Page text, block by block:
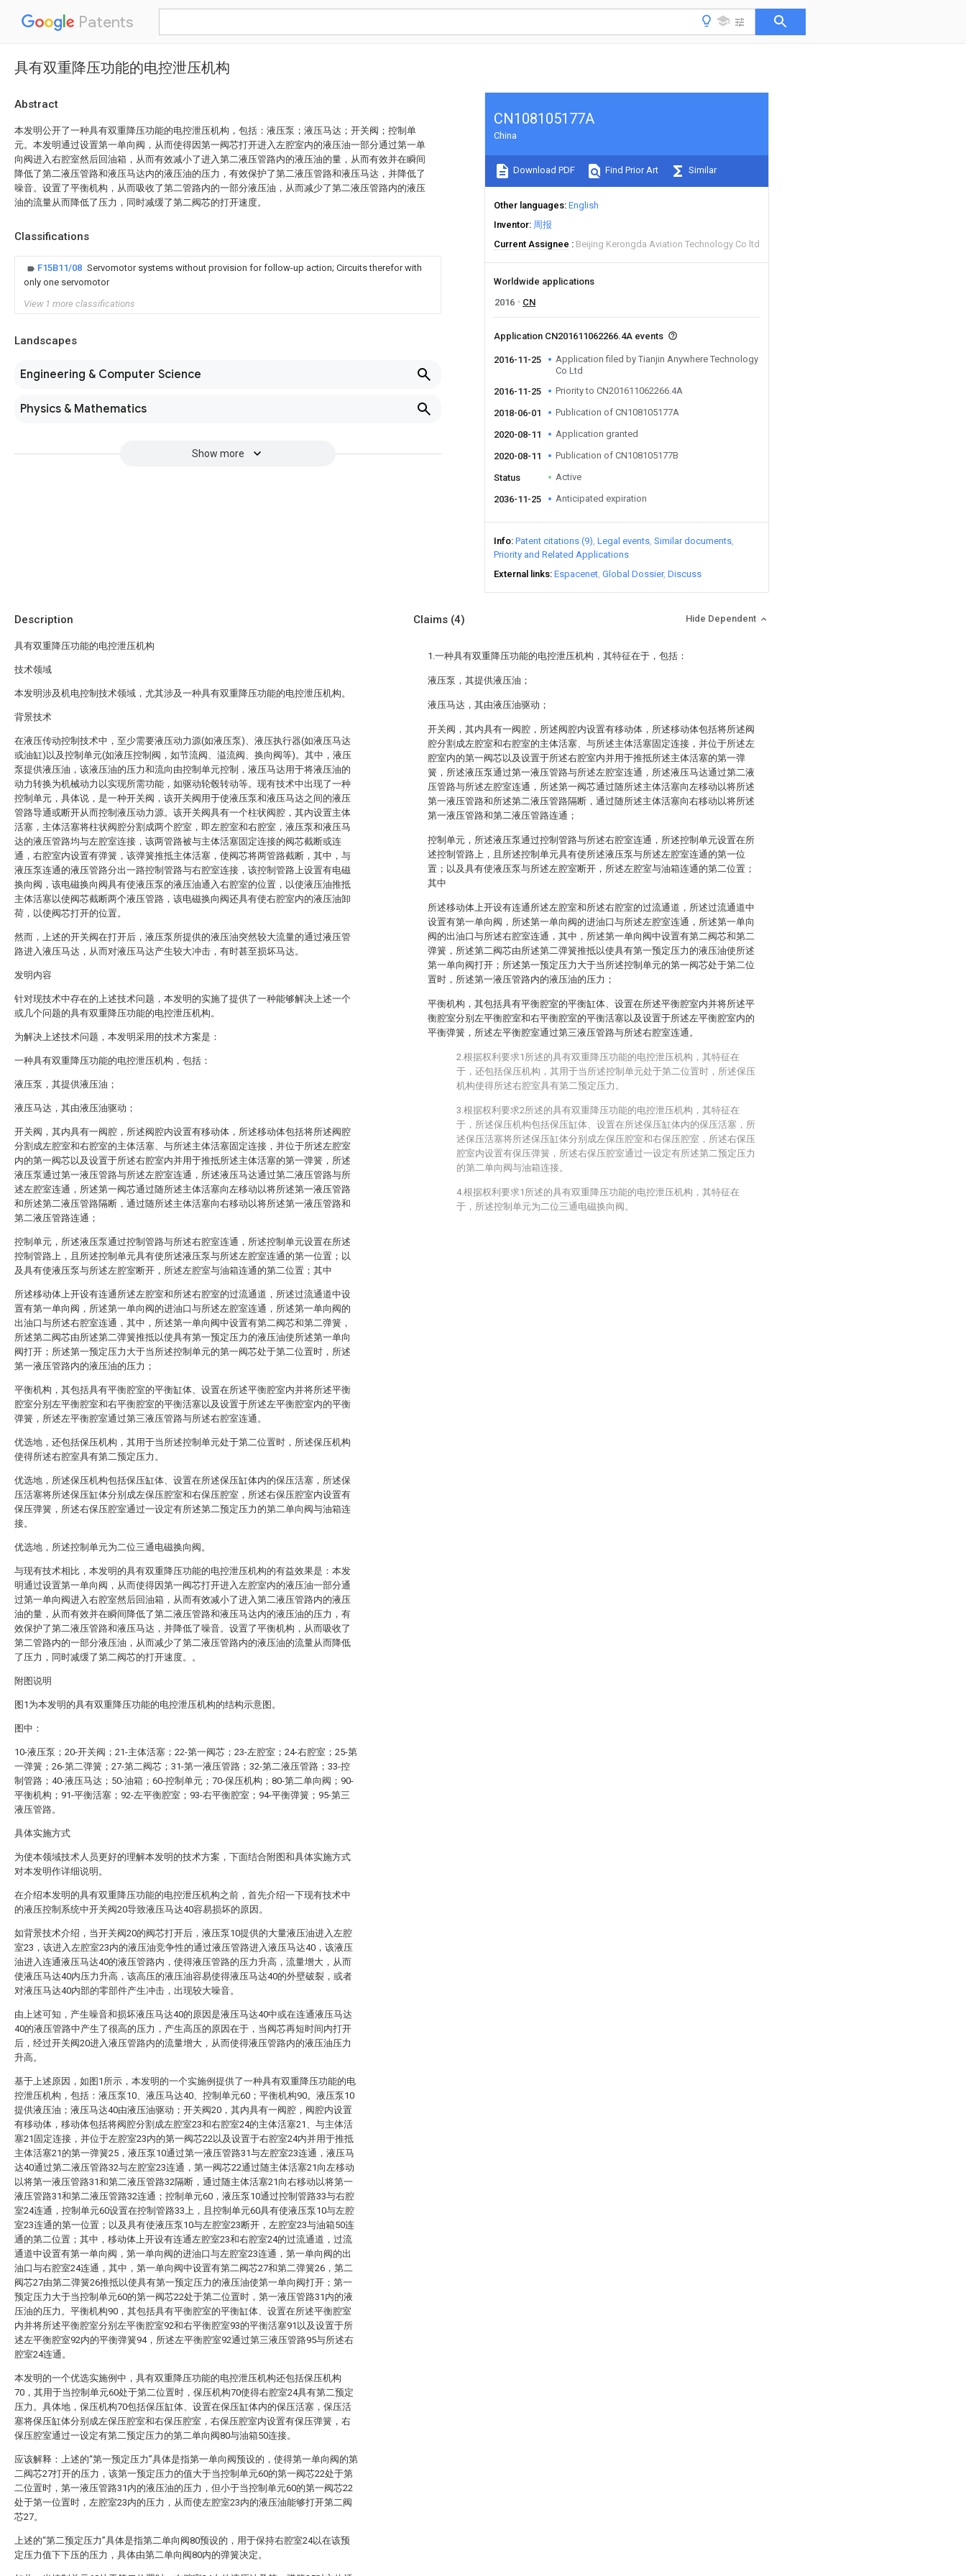
Patents
具有双重降压功能的电控泄压机构
Abstract
本发明公开了一种具有双重降压功能的电控泄压机构，包括：液压泵；液压马达；开关阀；控制单
元。本发明通过设置第一单向阀，从而使得因第一阀芯打开进入左腔室内的液压油一部分通过第一单
向阀进入右腔室然后回油箱，从而有效减小了进入第二液压管路内的液压油的量，从而有效并在瞬间
降低了第二液压管路和液压马达内的液压油的压力，有效保护了第二液压管路和液压马达，并降低了
噪音。设置了平衡机构，从而吸收了第二管路内的一部分液压油，从而减少了第二液压管路内的液压
油的流量从而降低了压力，同时减缓了第二阀芯的打开速度。
Classifications
F15B11/08 Servomotor systems without provision for follow-up action; Circuits therefor with
only one servomotor
View 1 more classifications
Landscapes
Engineering & Computer Science
Physics & Mathematics
Show more
CN108105177A
China
Download PDF Find Prior Art Similar
Other languages English
Inventor 周报
Current Assignee
Beijing Kerongda Aviation Technology Co ltd
Worldwide applications
2016
CN
Application CN201611062266.4A events
2016-11-25
Application filed by Tianjin Anywhere Technology
Co Ltd
2016-11-25
Priority to CN201611062266.4A
2018-06-01 Publication of CN108105177A
2020-08-11 Application granted
2020-08-11 Publication of CN108105177B
Status Active
2036-11-25 Anticipated expiration
Info Patent citations (9) Legal events Similar documents
Priority and Related Applications
External links Espacenet Global Dossier Discuss
Description
具有双重降压功能的电控泄压机构
技术领域
本发明涉及机电控制技术领域，尤其涉及一种具有双重降压功能的电控泄压机构。
背景技术
在液压传动控制技术中，至少需要液压动力源(如液压泵)、液压执行器(如液压马达
或油缸)以及控制单元(如液压控制阀，如节流阀、溢流阀、换向阀等)。其中，液压
泵提供液压油，该液压油的压力和流向由控制单元控制，液压马达用于将液压油的
动力转换为机械动力以实现所需功能，如驱动轮毂转动等。现有技术中出现了一种
控制单元，具体说，是一种开关阀，该开关阀用于使液压泵和液压马达之间的液压
管路导通或断开从而控制液压动力源。该开关阀具有一个柱状阀腔，其内设置主体
活塞，主体活塞将柱状阀腔分割成两个腔室，即左腔室和右腔室，液压泵和液压马
达的液压管路均与左腔室连接，该两管路被与主体活塞固定连接的阀芯截断或连
通，右腔室内设置有弹簧，该弹簧推抵主体活塞，使阀芯将两管路截断，其中，与
液压泵连通的液压管路分出一路控制管路与右腔室连接，该控制管路上设置有电磁
换向阀，该电磁换向阀具有使液压泵的液压油通入右腔室的位置，以使液压油推抵
主体活塞以使阀芯截断两个液压管路，该电磁换向阀还具有使右腔室内的液压油卸
荷，以使阀芯打开的位置。
然而，上述的开关阀在打开后，液压泵所提供的液压油突然较大流量的通过液压管
路进入液压马达，从而对液压马达产生较大冲击，有时甚至损坏马达。
发明内容
针对现技术中存在的上述技术问题，本发明的实施了提供了一种能够解决上述一个
或几个问题的具有双重降压功能的电控泄压机构。
为解决上述技术问题，本发明采用的技术方案是：
一种具有双重降压功能的电控泄压机构，包括：
液压泵，其提供液压油；
液压马达，其由液压油驱动；
开关阀，其内具有一阀腔，所述阀腔内设置有移动体，所述移动体包括将所述阀腔
分割成左腔室和右腔室的主体活塞、与所述主体活塞固定连接，并位于所述左腔室
内的第一阀芯以及设置于所述右腔室内并用于推抵所述主体活塞的第一弹簧，所述
液压泵通过第一液压管路与所述左腔室连通，所述液压马达通过第二液压管路与所
述左腔室连通，所述第一阀芯通过随所述主体活塞向左移动以将所述第一液压管路
和所述第二液压管路隔断，通过随所述主体活塞向右移动以将所述第一液压管路和
第二液压管路连通；
控制单元，所述液压泵通过控制管路与所述右腔室连通，所述控制单元设置在所述
控制管路上，且所述控制单元具有使所述液压泵与所述左腔室连通的第一位置；以
及具有使液压泵与所述左腔室断开，所述左腔室与油箱连通的第二位置；其中
所述移动体上开设有连通所述左腔室和所述右腔室的过流通道，所述过流通道中设
置有第一单向阀，所述第一单向阀的进油口与所述左腔室连通，所述第一单向阀的
出油口与所述右腔室连通，其中，所述第一单向阀中设置有第二阀芯和第二弹簧，
所述第二阀芯由所述第二弹簧推抵以使具有第一预定压力的液压油使所述第一单向
阀打开；所述第一预定压力大于当所述控制单元的第一阀芯处于第二位置时，所述
第一液压管路内的液压油的压力；
平衡机构，其包括具有平衡腔室的平衡缸体、设置在所述平衡腔室内并将所述平衡
腔室分别左平衡腔室和右平衡腔室的平衡活塞以及设置于所述左平衡腔室内的平衡
弹簧，所述左平衡腔室通过第三液压管路与所述右腔室连通。
优选地，还包括保压机构，其用于当所述控制单元处于第二位置时，所述保压机构
使得所述右腔室具有第二预定压力。
优选地，所述保压机构包括保压缸体、设置在所述保压缸体内的保压活塞，所述保
压活塞将所述保压缸体分别成左保压腔室和右保压腔室，所述右保压腔室内设置有
保压弹簧，所述右保压腔室通过一设定有所述第二预定压力的第二单向阀与油箱连
接。
优选地，所述控制单元为二位三通电磁换向阀。
与现有技术相比，本发明的具有双重降压功能的电控泄压机构的有益效果是：本发
明通过设置第一单向阀，从而使得因第一阀芯打开进入左腔室内的液压油一部分通
过第一单向阀进入右腔室然后回油箱，从而有效减小了进入第二液压管路内的液压
油的量，从而有效并在瞬间降低了第二液压管路和液压马达内的液压油的压力，有
效保护了第二液压管路和液压马达，并降低了噪音。设置了平衡机构，从而吸收了
第二管路内的一部分液压油，从而减少了第二液压管路内的液压油的流量从而降低
了压力，同时减缓了第二阀芯的打开速度。。
附图说明
图1为本发明的具有双重降压功能的电控泄压机构的结构示意图。
图中：
10-液压泵；20-开关阀；21-主体活塞；22-第一阀芯；23-左腔室；24-右腔室；25-第
一弹簧；26-第二弹簧；27-第二阀芯；31-第一液压管路；32-第二液压管路；33-控
制管路；40-液压马达；50-油箱；60-控制单元；70-保压机构；80-第二单向阀；90-
平衡机构；91-平衡活塞；92-左平衡腔室；93-右平衡腔室；94-平衡弹簧；95-第三
液压管路。
具体实施方式
为使本领域技术人员更好的理解本发明的技术方案，下面结合附图和具体实施方式
对本发明作详细说明。
在介绍本发明的具有双重降压功能的电控泄压机构之前，首先介绍一下现有技术中
的液压控制系统中开关阀20导致液压马达40容易损坏的原因。
如背景技术介绍，当开关阀20的阀芯打开后，液压泵10提供的大量液压油进入左腔
室23，该进入左腔室23内的液压油竞争性的通过液压管路进入液压马达40，该液压
油进入连通液压马达40的液压管路内，使得液压管路的压力升高，流量增大，从而
使液压马达40内压力升高，该高压的液压油容易使得液压马达40的外壁破裂，或者
对液压马达40内部的零部件产生冲击，出现较大噪音。
由上述可知，产生噪音和损坏液压马达40的原因是液压马达40中或在连通液压马达
40的液压管路中产生了很高的压力，产生高压的原因在于，当阀芯再短时间内打开
后，经过开关阀20进入液压管路内的流量增大，从而使得液压管路内的液压油压力
升高。
基于上述原因，如图1所示，本发明的一个实施例提供了一种具有双重降压功能的电
控泄压机构，包括：液压泵10、液压马达40、控制单元60；平衡机构90。液压泵10
提供液压油；液压马达40由液压油驱动；开关阀20，其内具有一阀腔，阀腔内设置
有移动体，移动体包括将阀腔分割成左腔室23和右腔室24的主体活塞21、与主体活
塞21固定连接，并位于左腔室23内的第一阀芯22以及设置于右腔室24内并用于推抵
主体活塞21的第一弹簧25，液压泵10通过第一液压管路31与左腔室23连通，液压马
达40通过第二液压管路32与左腔室23连通，第一阀芯22通过随主体活塞21向左移动
以将第一液压管路31和第二液压管路32隔断，通过随主体活塞21向右移动以将第一
液压管路31和第二液压管路32连通；控制单元60，液压泵10通过控制管路33与右腔
室24连通，控制单元60设置在控制管路33上，且控制单元60具有使液压泵10与左腔
室23连通的第一位置；以及具有使液压泵10与左腔室23断开，左腔室23与油箱50连
通的第二位置；其中，移动体上开设有连通左腔室23和右腔室24的过流通道，过流
通道中设置有第一单向阀，第一单向阀的进油口与左腔室23连通，第一单向阀的出
油口与右腔室24连通，其中，第一单向阀中设置有第二阀芯27和第二弹簧26，第二
阀芯27由第二弹簧26推抵以使具有第一预定压力的液压油使第一单向阀打开；第一
预定压力大于当控制单元60的第一阀芯22处于第二位置时，第一液压管路31内的液
压油的压力。平衡机构90，其包括具有平衡腔室的平衡缸体、设置在所述平衡腔室
内并将所述平衡腔室分别左平衡腔室92和右平衡腔室93的平衡活塞91以及设置于所
述左平衡腔室92内的平衡弹簧94，所述左平衡腔室92通过第三液压管路95与所述右
腔室24连通。
本发明的一个优选实施例中，具有双重降压功能的电控泄压机构还包括保压机构
70，其用于当控制单元60处于第二位置时，保压机构70使得右腔室24具有第二预定
压力。具体地，保压机构70包括保压缸体、设置在保压缸体内的保压活塞，保压活
塞将保压缸体分别成左保压腔室和右保压腔室，右保压腔室内设置有保压弹簧，右
保压腔室通过一设定有第二预定压力的第二单向阀80与油箱50连接。
应该解释：上述的“第一预定压力”具体是指第一单向阀预设的，使得第一单向阀的第
二阀芯27打开的压力，该第一预定压力的值大于当控制单元60的第一阀芯22处于第
二位置时，第一液压管路31内的液压油的压力，但小于当控制单元60的第一阀芯22
处于第一位置时，左腔室23内的压力，从而使左腔室23内的液压油能够打开第二阀
芯27。
上述的“第二预定压力”具体是指第二单向阀80预设的，用于保持右腔室24以在该预
定压力值下下压的压力，具体由第二单向阀80内的弹簧决定。
Claims (4) Hide Dependent
1.一种具有双重降压功能的电控泄压机构，其特征在于，包括：
液压泵，其提供液压油；
液压马达，其由液压油驱动；
开关阀，其内具有一阀腔，所述阀腔内设置有移动体，所述移动体包括将所述阀
腔分割成左腔室和右腔室的主体活塞、与所述主体活塞固定连接，并位于所述左
腔室内的第一阀芯以及设置于所述右腔室内并用于推抵所述主体活塞的第一弹
簧，所述液压泵通过第一液压管路与所述左腔室连通，所述液压马达通过第二液
压管路与所述左腔室连通，所述第一阀芯通过随所述主体活塞向左移动以将所述
第一液压管路和所述第二液压管路隔断，通过随所述主体活塞向右移动以将所述
第一液压管路和第二液压管路连通；
控制单元，所述液压泵通过控制管路与所述右腔室连通，所述控制单元设置在所
述控制管路上，且所述控制单元具有使所述液压泵与所述左腔室连通的第一位
置；以及具有使液压泵与所述左腔室断开，所述左腔室与油箱连通的第二位置；
其中
所述移动体上开设有连通所述左腔室和所述右腔室的过流通道，所述过流通道中
设置有第一单向阀，所述第一单向阀的进油口与所述左腔室连通，所述第一单向
阀的出油口与所述右腔室连通，其中，所述第一单向阀中设置有第二阀芯和第二
弹簧，所述第二阀芯由所述第二弹簧推抵以使具有第一预定压力的液压油使所述
第一单向阀打开；所述第一预定压力大于当所述控制单元的第一阀芯处于第二位
置时，所述第一液压管路内的液压油的压力；
平衡机构，其包括具有平衡腔室的平衡缸体、设置在所述平衡腔室内并将所述平
衡腔室分别左平衡腔室和右平衡腔室的平衡活塞以及设置于所述左平衡腔室内的
平衡弹簧，所述左平衡腔室通过第三液压管路与所述右腔室连通。
2.根据权利要求1所述的具有双重降压功能的电控泄压机构，其特征在
于，还包括保压机构，其用于当所述控制单元处于第二位置时，所述保压
机构使得所述右腔室具有第二预定压力。
3.根据权利要求2所述的具有双重降压功能的电控泄压机构，其特征在
于，所述保压机构包括保压缸体、设置在所述保压缸体内的保压活塞，所
述保压活塞将所述保压缸体分别成左保压腔室和右保压腔室，所述右保压
腔室内设置有保压弹簧，所述右保压腔室通过一设定有所述第二预定压力
的第二单向阀与油箱连接。
4.根据权利要求1所述的具有双重降压功能的电控泄压机构，其特征在
于，所述控制单元为二位三通电磁换向阀。